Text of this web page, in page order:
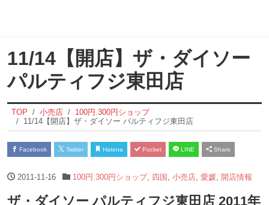
11/14【開店】ザ・ダイソー
パルティフジ東田店
TOP 小売店
100円.300円ショップ
11/14【開店】ザ・ダイソー パルティフジ東田店
Facebook Twitter Hatena Pocket LINE Share
2011-11-16 100円.300円ショップ, 四国 小売店, 愛媛, 開店情報
ザ・ダイソー パルティフジ東田店 2011年